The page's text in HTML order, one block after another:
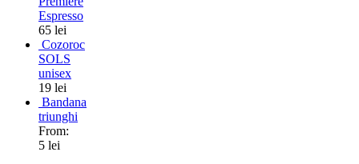
Espresso
65 lei
Cozoroc
SOLS
unisex
19 lei
Bandana
triunghi
From:
5 lei